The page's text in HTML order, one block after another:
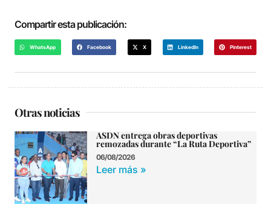
Compartir esta publicación:
WhatsApp Facebook X LinkedIn Pinterest
Otras noticias
ASDN entrega obras deportivas
remozadas durante “La Ruta Deportiva”
06/08/2026
Leer más »